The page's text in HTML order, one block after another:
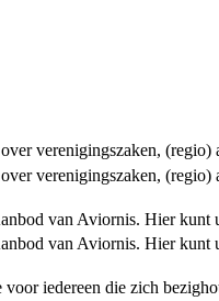
verenigingszaken,
verenigingszaken,
van Aviornis. Hier kunt
van Aviornis. Hier kunt
iedereen die zich